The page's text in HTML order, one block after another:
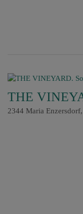
THE
2344 Maria Enzersdorf